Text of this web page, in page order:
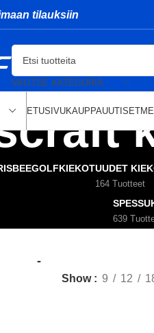
tilauksiin
VALITSE KATEGORIA
ETUSIVUKAUPPAUUTISET
UUDET
164 Tuotteet
639
-
Show 9 12